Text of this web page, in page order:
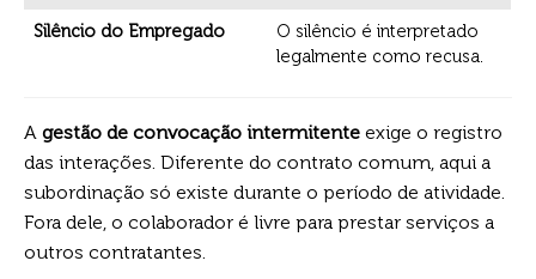
Silêncio do Empregado
O silêncio é interpretado
legalmente como recusa.
A gestão de convocação intermitente exige o registro
das interações. Diferente do contrato comum, aqui a
subordinação só existe durante o período de atividade.
Fora dele, o colaborador é livre para prestar serviços a
outros contratantes.